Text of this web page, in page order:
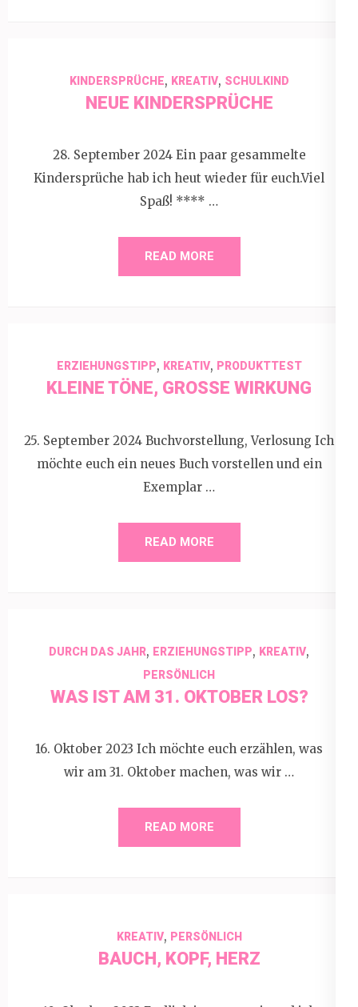
KINDERSPRÜCHE, KREATIV, SCHULKIND
NEUE KINDERSPRÜCHE
28. September 2024 Ein paar gesammelte
Kindersprüche hab ich heut wieder für euch.Viel
Spaß! **** …
READ MORE
ERZIEHUNGSTIPP, KREATIV, PRODUKTTEST
KLEINE TÖNE, GROSSE WIRKUNG
25. September 2024 Buchvorstellung, Verlosung Ich
möchte euch ein neues Buch vorstellen und ein
Exemplar …
READ MORE
DURCH DAS JAHR, ERZIEHUNGSTIPP, KREATIV,
PERSÖNLICH
WAS IST AM 31. OKTOBER LOS?
16. Oktober 2023 Ich möchte euch erzählen, was
wir am 31. Oktober machen, was wir …
READ MORE
KREATIV, PERSÖNLICH
BAUCH, KOPF, HERZ